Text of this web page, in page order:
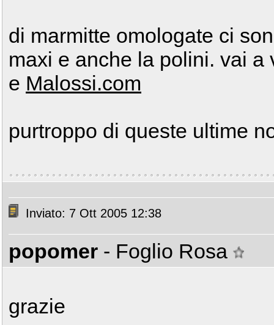
di marmitte omologate ci
maxi e anche la polini. vai
e Malossi.com
purtroppo di queste ultime
Inviato: 7 Ott 2005 12:38
popomer - Foglio Rosa
grazie